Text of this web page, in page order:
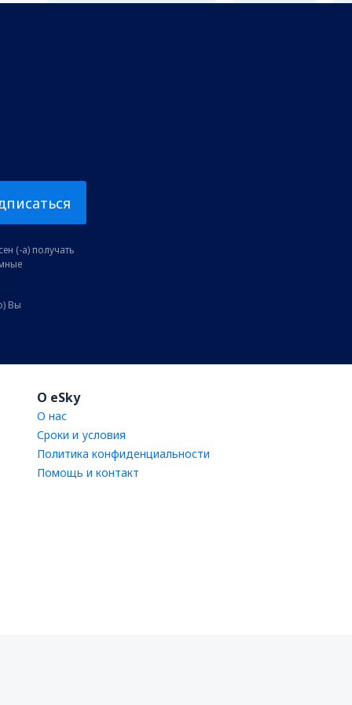
(-а) получать
Вы
O eSky
О нас
Сроки и условия
Политика конфиденциальности
Помощь и контакт